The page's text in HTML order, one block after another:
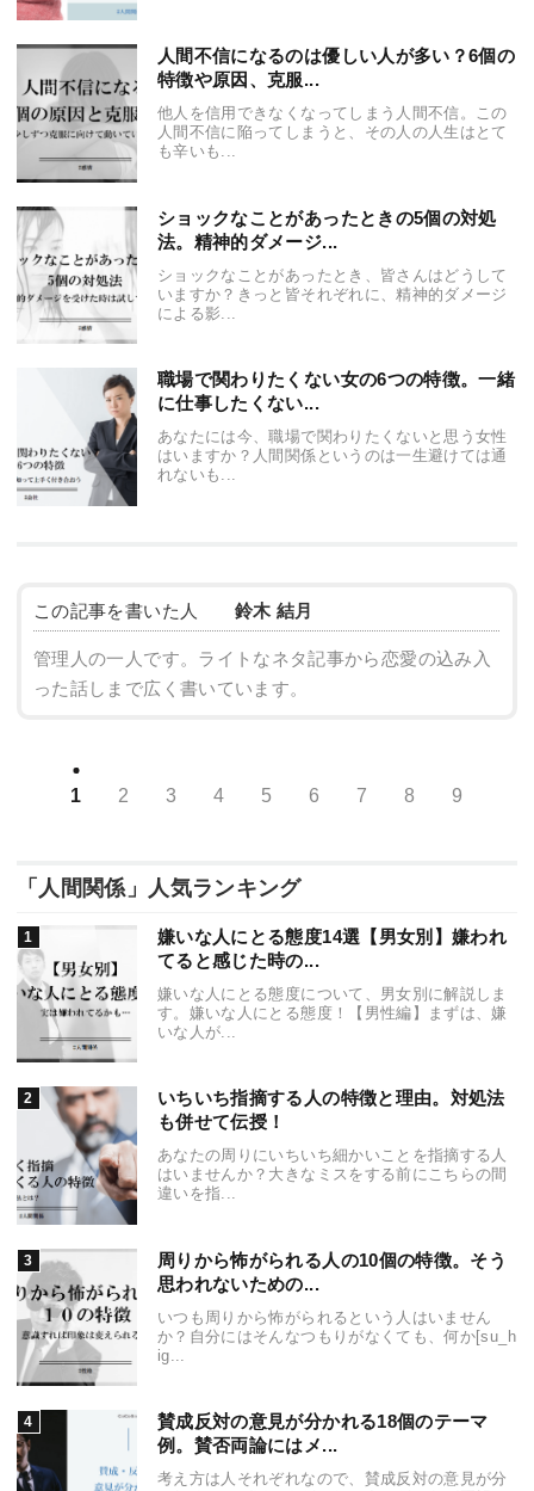
人間不信になるのは優しい人が多い？6個の
特徴や原因、克服...
他人を信用できなくなってしまう人間不信。この
人間不信に陥ってしまうと、その人の人生はとて
も辛いも...
ショックなことがあったときの5個の対処
法。精神的ダメージ...
ショックなことがあったとき、皆さんはどうして
いますか？きっと皆それぞれに、精神的ダメージ
による影...
職場で関わりたくない女の6つの特徴。一緒
に仕事したくない...
あなたには今、職場で関わりたくないと思う女性
はいますか？人間関係というのは一生避けては通
れないも...
この記事を書いた人 鈴木 結月
管理人の一人です。ライトなネタ記事から恋愛の込み入
った話しまで広く書いています。
1 2 3 4 5 6 7 8 9
「人間関係」人気ランキング
嫌いな人にとる態度14選【男女別】嫌われ
てると感じた時の...
嫌いな人にとる態度について、男女別に解説しま
す。嫌いな人にとる態度！【男性編】まずは、嫌
いな人が...
いちいち指摘する人の特徴と理由。対処法
も併せて伝授！
あなたの周りにいちいち細かいことを指摘する人
はいませんか？大きなミスをする前にこちらの間
違いを指...
周りから怖がられる人の10個の特徴。そう
思われないための...
いつも周りから怖がられるという人はいません
か？自分にはそんなつもりがなくても、何か[su_h
ig...
賛成反対の意見が分かれる18個のテーマ
例。賛否両論にはメ...
考え方は人それぞれなので、賛成反対の意見が分